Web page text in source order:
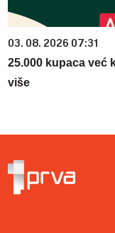
03. 08. 2026 07:31
25.000 kupaca već
više